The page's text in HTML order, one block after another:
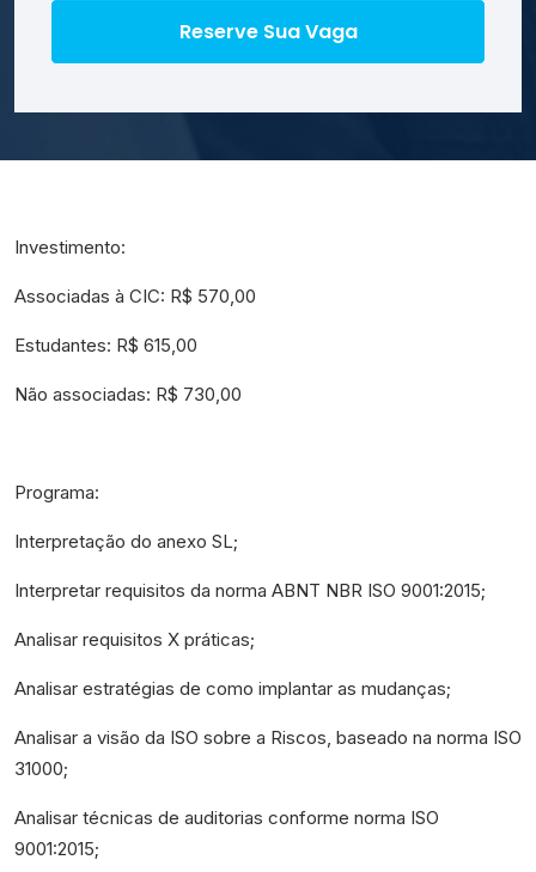
Reserve Sua Vaga
Investimento:
Associadas à CIC: R$ 570,00
Estudantes: R$ 615,00
Não associadas: R$ 730,00
Programa:
Interpretação do anexo SL;
Interpretar requisitos da norma ABNT NBR ISO 9001:2015;
Analisar requisitos X práticas;
Analisar estratégias de como implantar as mudanças;
Analisar a visão da ISO sobre a Riscos, baseado na norma ISO
31000;
Analisar técnicas de auditorias conforme norma ISO
9001:2015;